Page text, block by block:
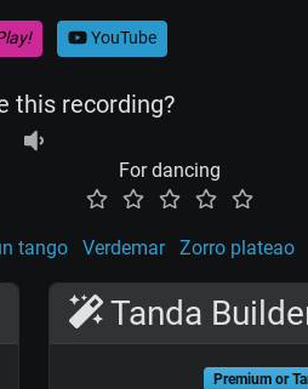
YouTube
this recording?
For dancing
tango Verdemar Zorro plateao
Tanda
Premium or